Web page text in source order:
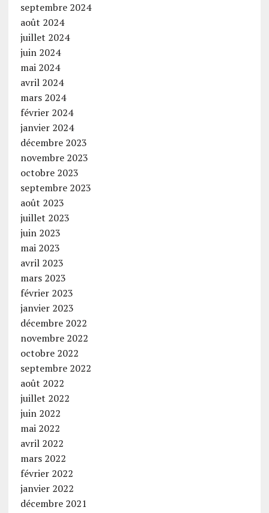
septembre 2024
août 2024
juillet 2024
juin 2024
mai 2024
avril 2024
mars 2024
février 2024
janvier 2024
décembre 2023
novembre 2023
octobre 2023
septembre 2023
août 2023
juillet 2023
juin 2023
mai 2023
avril 2023
mars 2023
février 2023
janvier 2023
décembre 2022
novembre 2022
octobre 2022
septembre 2022
août 2022
juillet 2022
juin 2022
mai 2022
avril 2022
mars 2022
février 2022
janvier 2022
décembre 2021